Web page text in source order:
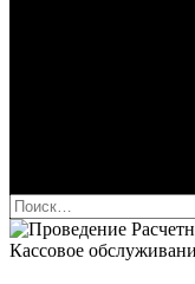
Найти: